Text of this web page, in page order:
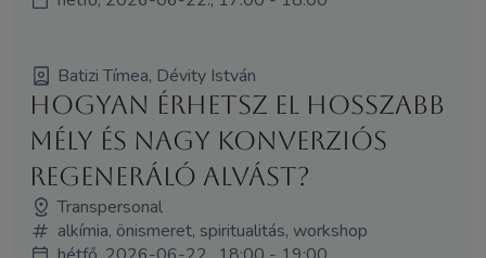
Batizi Tímea, Dévity István
Hogyan érhetsz el hosszabb
mély és nagy konverziós
regeneráló alvást?
Transpersonal
alkímia, önismeret, spiritualitás, workshop